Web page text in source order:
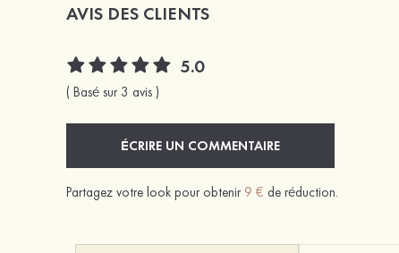
AVIS DES CLIENTS
5.0
( Basé sur 3 avis )
ÉCRIRE UN COMMENTAIRE
Partagez votre look pour obtenir 9 € de réduction.